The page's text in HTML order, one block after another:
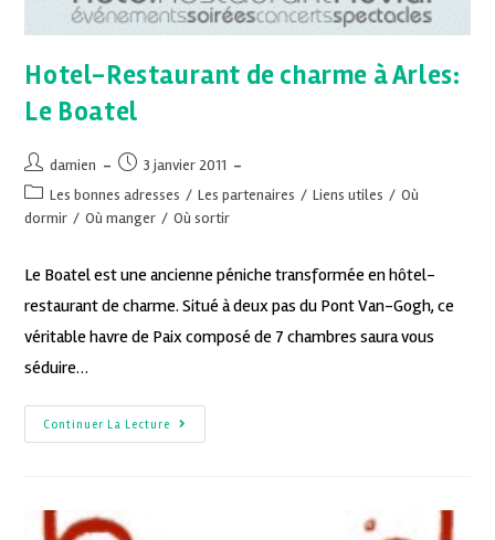
Hotel-Restaurant de charme à Arles:
Le Boatel
damien
3 janvier 2011
Les bonnes adresses / Les partenaires / Liens utiles / Où
dormir / Où manger / Où sortir
Le Boatel est une ancienne péniche transformée en hôtel-
restaurant de charme. Situé à deux pas du Pont Van-Gogh, ce
véritable havre de Paix composé de 7 chambres saura vous
séduire…
Continuer La Lecture